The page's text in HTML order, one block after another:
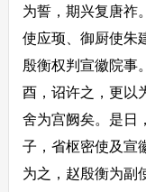
为誓，期兴复唐祚
使应顼、御厨使朱
殷衡权判宣徽院事
酉，诏许之，更以
舍为宫阙矣。是日
子，省枢密使及宣
为之，赵殷衡为副